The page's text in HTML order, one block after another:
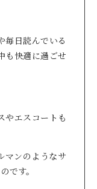
毎日読んでいる
も快適に過ごせ
やエスコートも
マンのようなサ
です。